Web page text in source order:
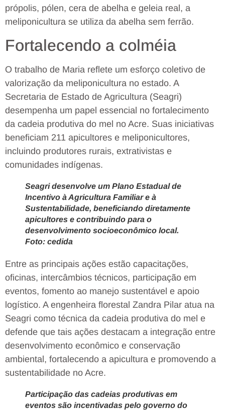
própolis, pólen, cera de abelha e geleia real, a
meliponicultura se utiliza da abelha sem ferrão.
Fortalecendo a colméia
O trabalho de Maria reflete um esforço coletivo de
valorização da meliponicultura no estado. A
Secretaria de Estado de Agricultura (Seagri)
desempenha um papel essencial no fortalecimento
da cadeia produtiva do mel no Acre. Suas iniciativas
beneficiam 211 apicultores e meliponicultores,
incluindo produtores rurais, extrativistas e
comunidades indígenas.
Seagri desenvolve um Plano Estadual de
Incentivo à Agricultura Familiar e à
Sustentabilidade, beneficiando diretamente
apicultores e contribuindo para o
desenvolvimento socioeconômico local.
Foto: cedida
Entre as principais ações estão capacitações,
oficinas, intercâmbios técnicos, participação em
eventos, fomento ao manejo sustentável e apoio
logístico. A engenheira florestal Zandra Pilar atua na
Seagri como técnica da cadeia produtiva do mel e
defende que tais ações destacam a integração entre
desenvolvimento econômico e conservação
ambiental, fortalecendo a apicultura e promovendo a
sustentabilidade no Acre.
Participação das cadeias produtivas em
eventos são incentivadas pelo governo do